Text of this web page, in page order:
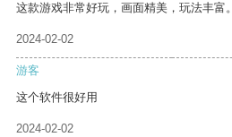
这款游戏非常好玩，画面精美，玩法丰富。
2024-02-02
游客
这个软件很好用
2024-02-02